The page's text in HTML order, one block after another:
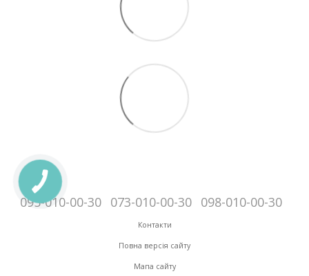
095-010-00-30 073-010-00-30 098-010-00-30
Контакти
Повна версія сайту
Мапа сайту